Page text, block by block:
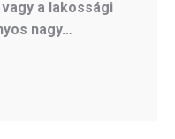
a lakossági
nagy…